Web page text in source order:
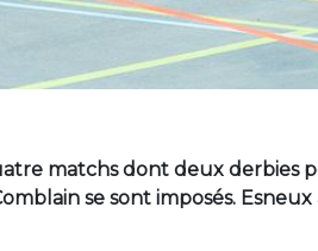
matchs dont deux derbies
se sont imposés.